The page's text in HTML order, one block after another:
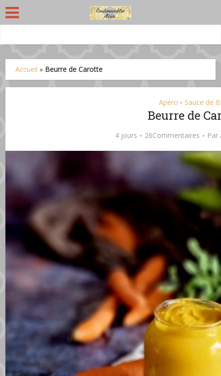
Accueil » Beurre de Carotte
Apéro • Sauce de
Beurre de
4 jours 26Commentaires Par